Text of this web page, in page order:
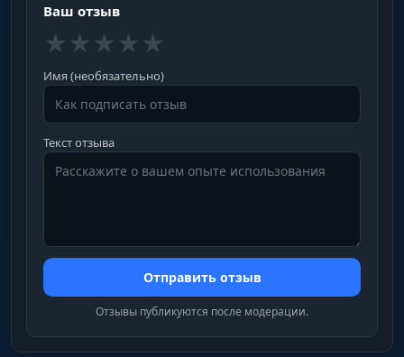
Ваш отзыв
★★★★★
Имя (необязательно)
Текст отзыва
Отправить отзыв
Отзывы публикуются после модерации.